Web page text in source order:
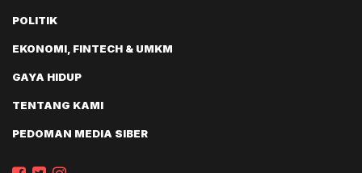
POLITIK
EKONOMI, FINTECH & UMKM
GAYA HIDUP
TENTANG KAMI
PEDOMAN MEDIA SIBER